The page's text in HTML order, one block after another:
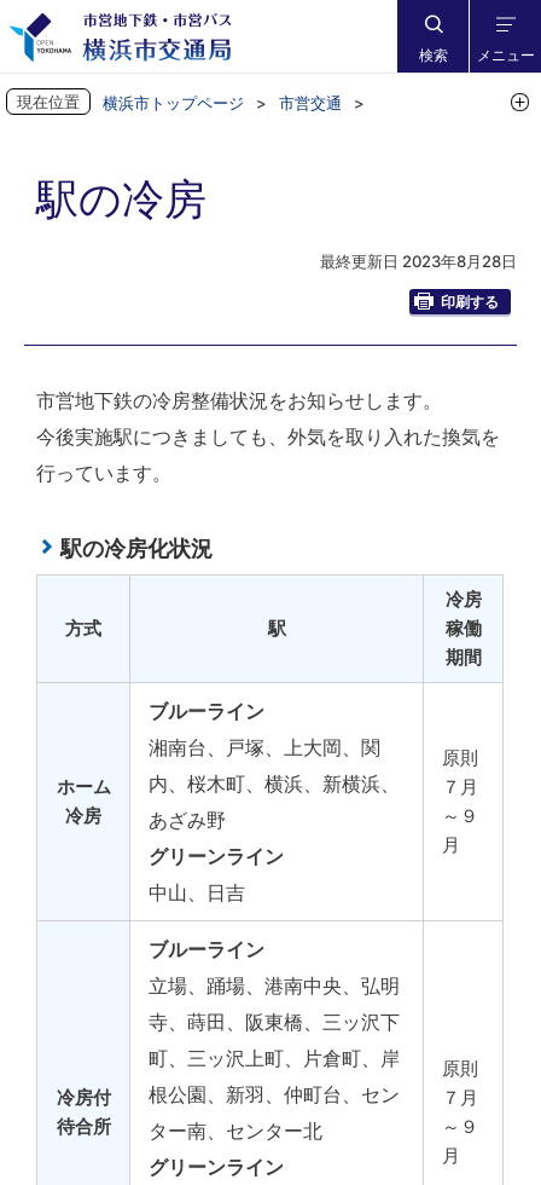
検索 メニュー
現在位置 横浜市トップページ
市営交通
駅の冷房
最終更新日 2023年8月28日
印刷する
市営地下鉄の冷房整備状況をお知らせします。
今後実施駅につきましても、外気を取り入れた換気を
行っています。
駅の冷房化状況
方式 駅
冷房
稼働
期間
ホーム
冷房
ブルーライン
湘南台、戸塚、上大岡、関
内、桜木町、横浜、新横浜、
あざみ野
グリーンライン
中山、日吉
原則
７月
～９
月
冷房付
待合所
ブルーライン
立場、踊場、港南中央、弘明
寺、蒔田、阪東橋、三ッ沢下
町、三ッ沢上町、片倉町、岸
根公園、新羽、仲町台、セン
ター南、センター北
グリーンライン
原則
７月
～９
月